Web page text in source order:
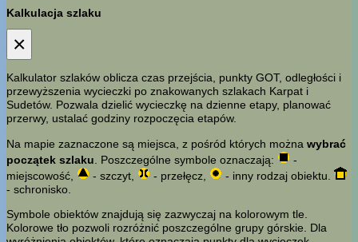
Kalkulacja szlaku
×
Kalkulator szlaków oblicza czas przejścia, punkty GOT, odległości i
przewyższenia wycieczki po znakowanych szlakach Karpat i
Sudetów. Pozwala dzielić wycieczkę na dzienne etapy, planować
przerwy, ustalać godziny rozpoczęcia etapów.
Na mapie zaznaczone są miejsca, z pośród których można wybrać
początek szlaku . Poszczególne symbole oznaczają:
-
miejscowość,
- szczyt, - przełęcz,
- inny rodzaj obiektu.
- schronisko.
Symbole obiektów znajdują się zazwyczaj na kolorowym tle.
Kolorowe tło pozwoli rozróżnić poszczególne grupy górskie. Dla